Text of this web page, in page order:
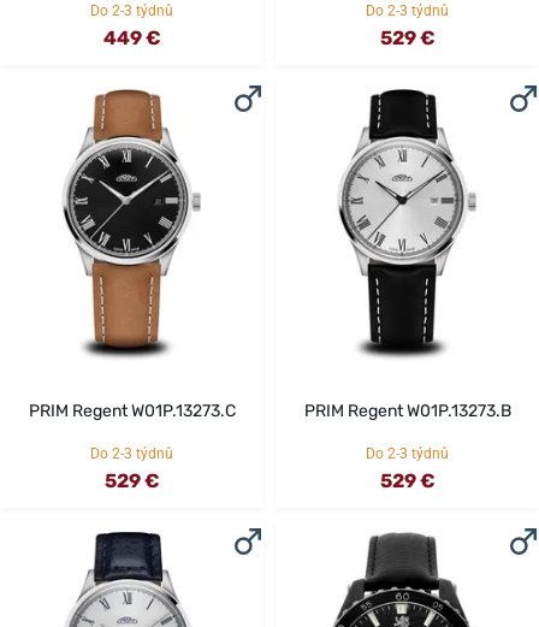
Do 2-3 týdnů
449 €
Do 2-3 týdnů
529 €
PRIM Regent W01P.13273.C
Do 2-3 týdnů
529 €
PRIM Regent W01P.13273.B
Do 2-3 týdnů
529 €